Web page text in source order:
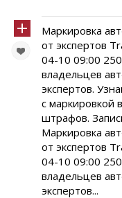
Маркировка
от экспертов
04-10 09:00
владельцев
экспертов.
с маркировкой
штрафов.
Маркировка
от экспертов
04-10 09:00
владельцев
экспертов...